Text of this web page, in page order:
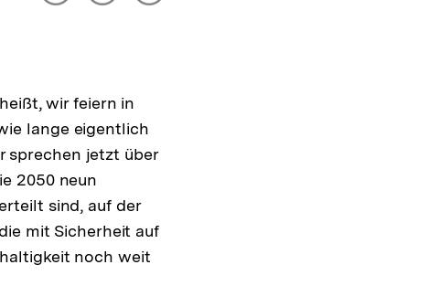
wir feiern in
lange eigentlich
sprechen jetzt über
2050 neun
sind, auf der
mit Sicherheit auf
noch weit